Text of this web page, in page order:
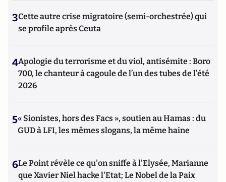
3Cette autre crise migratoire (semi-orchestrée) qui
se profile après Ceuta
4Apologie du terrorisme et du viol, antisémite : Boro
700, le chanteur à cagoule de l’un des tubes de l’été
2026
5« Sionistes, hors des Facs », soutien au Hamas : du
GUD à LFI, les mêmes slogans, la même haine
6Le Point révèle ce qu'on sniffe à l'Elysée, Marianne
que Xavier Niel hacke l'Etat; Le Nobel de la Paix